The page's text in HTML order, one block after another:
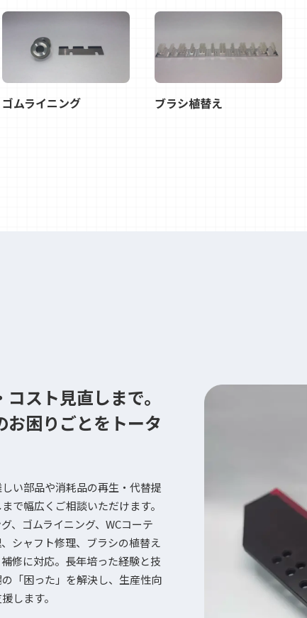
ゴムライニング ブラシ植替え
スト見直しまで。
お困りごとをトータ
い部品や消耗品の再生・代替提
で幅広くご相談いただけます。
、ゴムライニング、WCコーテ
シャフト修理、ブラシの植替え
修に対応。長年培った経験と技
「困った」を解決し、生産性向
します。